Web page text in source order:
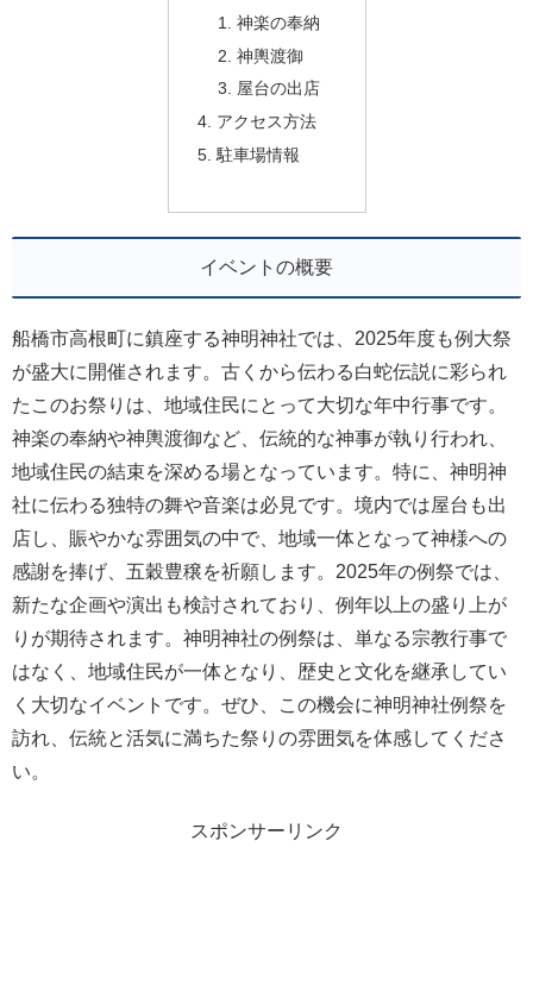
神楽の奉納
神輿渡御
屋台の出店
アクセス方法
駐車場情報
イベントの概要
船橋市高根町に鎮座する神明神社では、2025年度も例大祭
が盛大に開催されます。古くから伝わる白蛇伝説に彩られ
たこのお祭りは、地域住民にとって大切な年中行事です。
神楽の奉納や神輿渡御など、伝統的な神事が執り行われ、
地域住民の結束を深める場となっています。特に、神明神
社に伝わる独特の舞や音楽は必見です。境内では屋台も出
店し、賑やかな雰囲気の中で、地域一体となって神様への
感謝を捧げ、五穀豊穣を祈願します。2025年の例祭では、
新たな企画や演出も検討されており、例年以上の盛り上が
りが期待されます。神明神社の例祭は、単なる宗教行事で
はなく、地域住民が一体となり、歴史と文化を継承してい
く大切なイベントです。ぜひ、この機会に神明神社例祭を
訪れ、伝統と活気に満ちた祭りの雰囲気を体感してくださ
い。
スポンサーリンク